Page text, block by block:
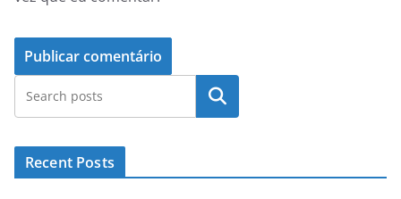
Pesquisar
Recent Posts